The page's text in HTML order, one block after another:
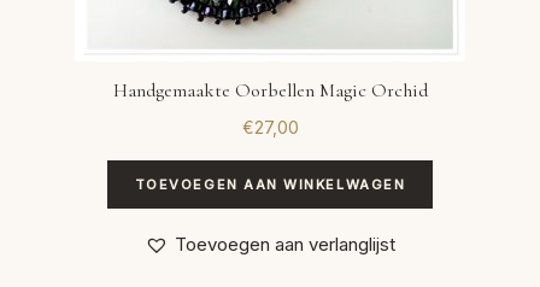
Handgemaakte Oorbellen Magic Orchid
€27,00
TOEVOEGEN AAN WINKELWAGEN
Toevoegen aan verlanglijst